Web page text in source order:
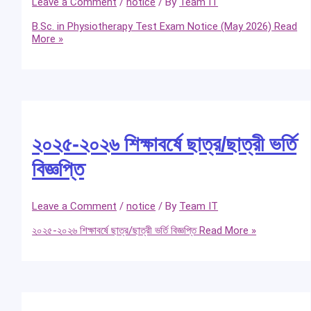
B.Sc. in Physiotherapy Test Exam Notice (May 2026) Read
More »
২০২৫-২০২৬ শিক্ষাবর্ষে ছাত্র/ছাত্রী ভর্তি
বিজ্ঞপ্তি
Leave a Comment /notice / By Team IT
২০২৫-২০২৬ শিক্ষাবর্ষে ছাত্র/ছাত্রী ভর্তি বিজ্ঞপ্তিRead More »